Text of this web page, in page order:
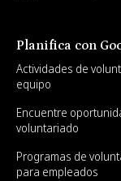
Planifica con
Actividades de
equipo
Encuentre
voluntariado
Programas de
para empleados